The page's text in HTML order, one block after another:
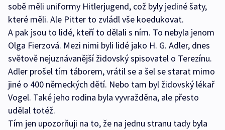
sobě měli uniformy Hitlerjugend, což byly jediné šaty,
které měli. Ale Pitter to zvládl vše koedukovat.
A pak jsou to lidé, kteří to dělali s ním. To nebyla jenom
Olga Fierzová. Mezi nimi byli lidé jako H. G. Adler, dnes
světově nejuznávanější židovský spisovatel o Terezínu.
Adler prošel tím táborem, vrátil se a šel se starat mimo
jiné o 400 německých dětí. Nebo tam byl židovský lékař
Vogel. Také jeho rodina byla vyvražděna, ale přesto
udělal totéž.
Tím jen upozorňuji na to, že na jednu stranu tady byla